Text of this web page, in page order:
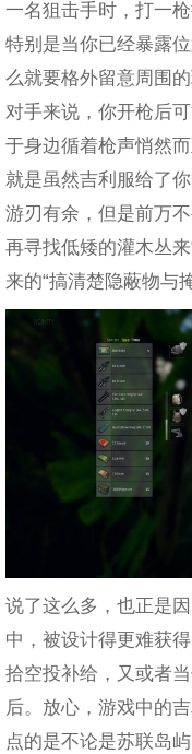
一名狙击手时，打一
特别是当你已经暴露
么就要格外留意周围
对手来说，你开枪后
于身边循着枪声悄然
就是虽然吉利服给了
游刃有余，但是前万
再寻找低矮的灌木丛
来的“搞清楚隐蔽物与
说了这么多，也正是
中，被设计得更难获
拾空投补给，又或者
后。放心，游戏中的
点的是不论是苏联岛